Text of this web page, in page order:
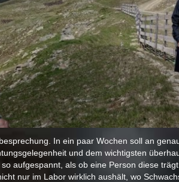
In ein paar Wochen soll an
und dem wichtigsten
so aufgespannt, als ob eine Person diese
nur im Labor wirklich aushält, wo